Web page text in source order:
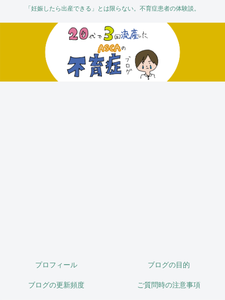
「妊娠したら出産できる」とは限らない。不育症患者の体験談。
プロフィール ブログの目的
ブログの更新頻度 ご質問時の注意事項